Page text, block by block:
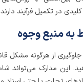
تکمیل فرآیند دارند.
از هرگونه مشکل قانونی،
مدارک می‌تواند شامل